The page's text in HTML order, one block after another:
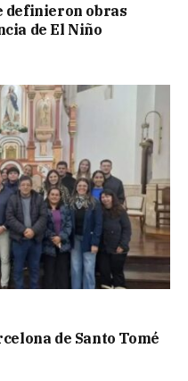
definieron obras
de El Niño
de Santo Tomé